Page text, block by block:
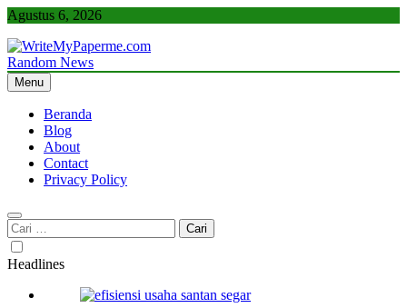
Skip
content
Agustus 6, 2026
WriteMyPaperme.com
Bisnis, Kuliner, Teknologi
Random News
Menu
Beranda
Blog
About
Contact
Privacy Policy
Cari
untuk:
Headlines